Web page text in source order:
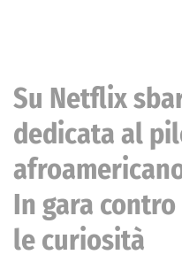
Su Netflix
dedicata al
In gara
le curiosità